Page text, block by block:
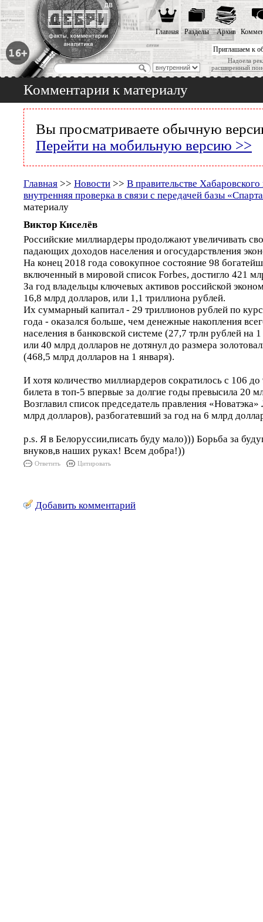
Приглашаем к
Надоела
расширенный
Главная Разделы Архив
Комментарии к материалу
Вы просматриваете обычную
Перейти на мобильную версию >>
Главная >> Новости >> В правительстве Хабаровского
внутренняя проверка в связи с передачей базы
материалу
Виктор Киселёв
Российские миллиардеры продолжают увеличивать
падающих доходов населения и огосударствления
На конец 2018 года совокупное состояние 98
включенный в мировой список Forbes, достигло 421
За год владельцы ключевых активов российской
16,8 млрд долларов, или 1,1 триллиона рублей.
Их суммарный капитал - 29 триллионов рублей по
года - оказался больше, чем денежные накопления
населения в банковской системе (27,7 трлн рублей на
или 40 млрд долларов не дотянул до размера
(468,5 млрд долларов на 1 января).
И хотя количество миллиардеров сократилось с 106
билета в топ-5 впервые за долгие годы превысила 20
Возглавил список председатель правления
млрд долларов), разбогатевший за год на 6 млрд
p.s. Я в Белоруссии,писать буду мало))) Борьба за
внуков,в наших руках! Всем добра!))
Ответить Цитировать
Добавить комментарий